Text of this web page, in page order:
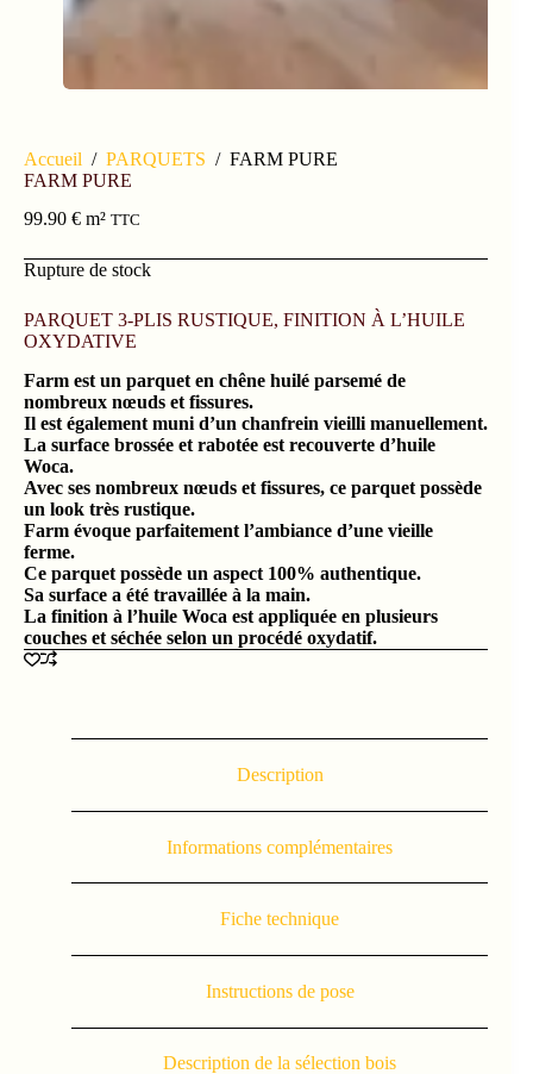
Accueil / PARQUETS / FARM PURE
FARM PURE
99.90 € m² TTC
Rupture de stock
PARQUET 3-PLIS RUSTIQUE, FINITION À L’HUILE
OXYDATIVE
Farm est un parquet en chêne huilé parsemé de
nombreux nœuds et fissures.
Il est également muni d’un chanfrein vieilli manuellement.
La surface brossée et rabotée est recouverte d’huile
Woca.
Avec ses nombreux nœuds et fissures, ce parquet possède
un look très rustique.
Farm évoque parfaitement l’ambiance d’une vieille
ferme.
Ce parquet possède un aspect 100% authentique.
Sa surface a été travaillée à la main.
La finition à l’huile Woca est appliquée en plusieurs
couches et séchée selon un procédé oxydatif.
Description
Informations complémentaires
Fiche technique
Instructions de pose
Description de la sélection bois